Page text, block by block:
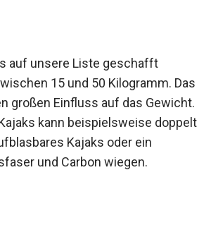
auf unsere Liste geschafft
15 und 50 Kilogramm. Das
großen Einfluss auf das Gewicht.
kann beispielsweise doppelt
Kajaks oder ein
und Carbon wiegen.